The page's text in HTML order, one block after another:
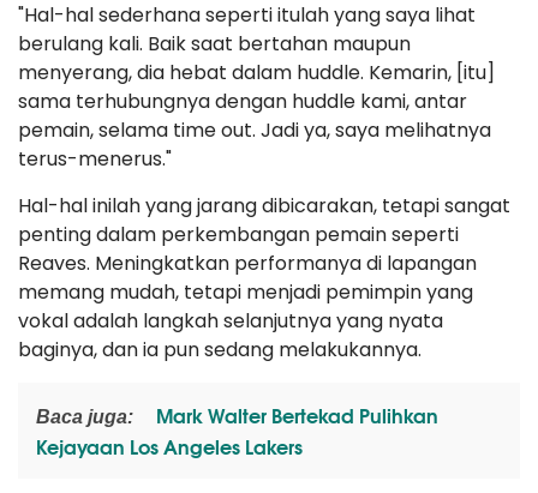
"Hal-hal sederhana seperti itulah yang saya lihat
berulang kali. Baik saat bertahan maupun
menyerang, dia hebat dalam huddle. Kemarin, [itu]
sama terhubungnya dengan huddle kami, antar
pemain, selama time out. Jadi ya, saya melihatnya
terus-menerus."
Hal-hal inilah yang jarang dibicarakan, tetapi sangat
penting dalam perkembangan pemain seperti
Reaves. Meningkatkan performanya di lapangan
memang mudah, tetapi menjadi pemimpin yang
vokal adalah langkah selanjutnya yang nyata
baginya, dan ia pun sedang melakukannya.
Baca juga:
Mark Walter Bertekad Pulihkan
Kejayaan Los Angeles Lakers